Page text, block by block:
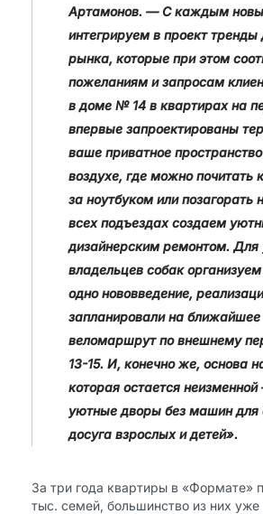
Артамонов. — С каждым
интегрируем в проект тренды
рынка, которые при этом
пожеланиям и запросам
в доме № 14 в квартирах на
впервые запроектированы
ваше приватное
воздухе, где можно почитать
за ноутбуком или позагорать
всех подъездах создаем
дизайнерским ремонтом. Для
владельцев собак
одно нововведение,
запланировали на
веломаршрут по внешнему
13-15. И, конечно же, основа
которая остается
уютные дворы без машин для
досуга взрослых и детей».
За три года квартиры в «Формате»
тыс. семей, большинство из них